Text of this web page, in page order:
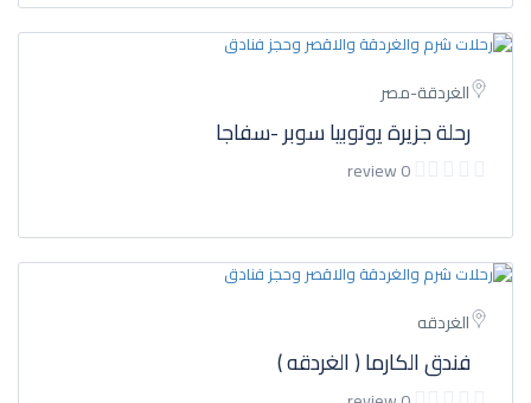
الغردقة-مصر
رحلة جزيرة يوتوبيا سوبر -سفاجا
0 review
الغردقه
فندق الكارما ( الغردقه )